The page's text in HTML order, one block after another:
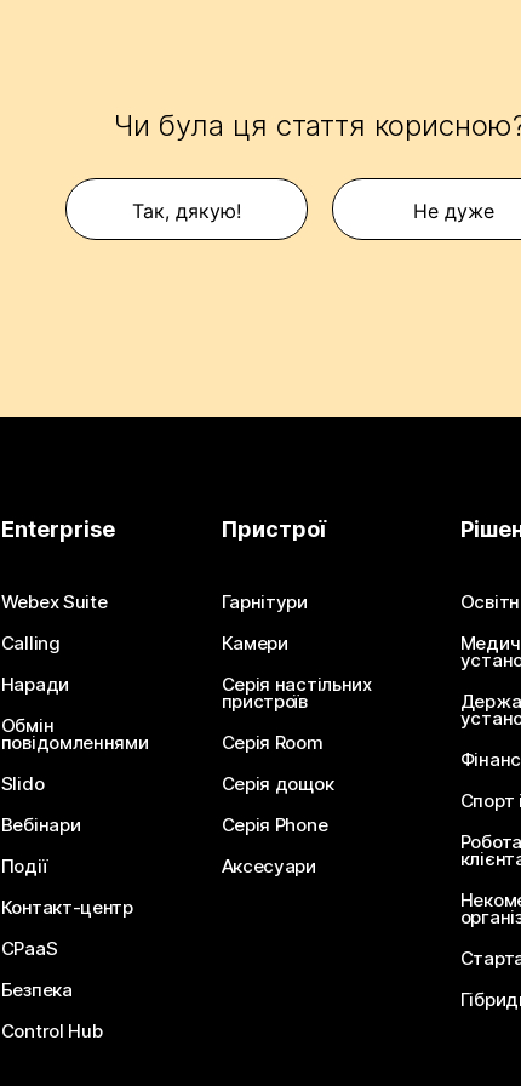
Чи була ця стаття
Так, дякую! Не дуже
Enterprise
Webex Suite
Calling
Наради
Обмін
повідомленнями
Slido
Вебінари
Події
Контакт-центр
CPaaS
Безпека
Control Hub
Пристрої
Гарнітури
Камери
Серія настільних
пристроїв
Серія Room
Серія дощок
Серія Phone
Аксесуари
Спорт